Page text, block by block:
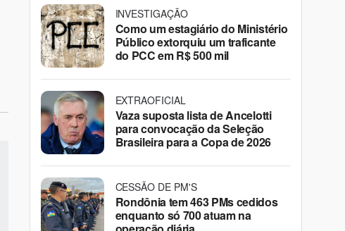
INVESTIGAÇÃO
Como um estagiário do Ministério
Público extorquiu um traficante
do PCC em R$ 500 mil
EXTRAOFICIAL
Vaza suposta lista de Ancelotti
para convocação da Seleção
Brasileira para a Copa de 2026
CESSÃO DE PM'S
Rondônia tem 463 PMs cedidos
enquanto só 700 atuam na